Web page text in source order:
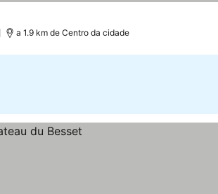
a 1.9 km de Centro da cidade